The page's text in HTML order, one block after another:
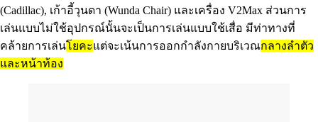
(Cadillac), เก้าอี้วุนดา (Wunda Chair) และเครื่อง V2Max ส่วนการ
เล่นแบบไม่ใช้อุปกรณ์นั้นจะเป็นการเล่นแบบใช้เสื่อ มีท่าทางที่
คล้ายการเล่นโยคะแต่จะเน้นการออกกำลังกายบริเวณกลางลำตัว
และหน้าท้อง